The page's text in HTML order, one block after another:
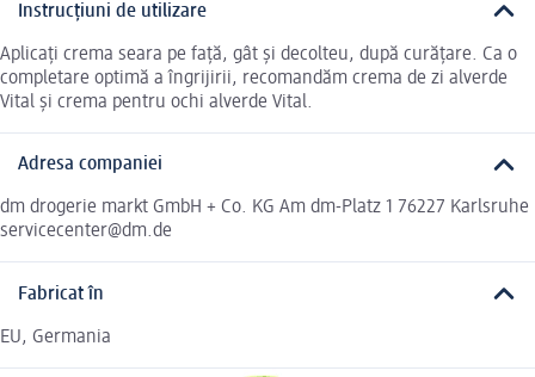
Instrucțiuni de utilizare
Aplicați crema seara pe față, gât și decolteu, după curățare. Ca o
completare optimă a îngrijirii, recomandăm crema de zi alverde
Vital și crema pentru ochi alverde Vital.
Adresa companiei
dm drogerie markt GmbH + Co. KG Am dm-Platz 1 76227 Karlsruhe
servicecenter@dm.de
Fabricat în
EU, Germania